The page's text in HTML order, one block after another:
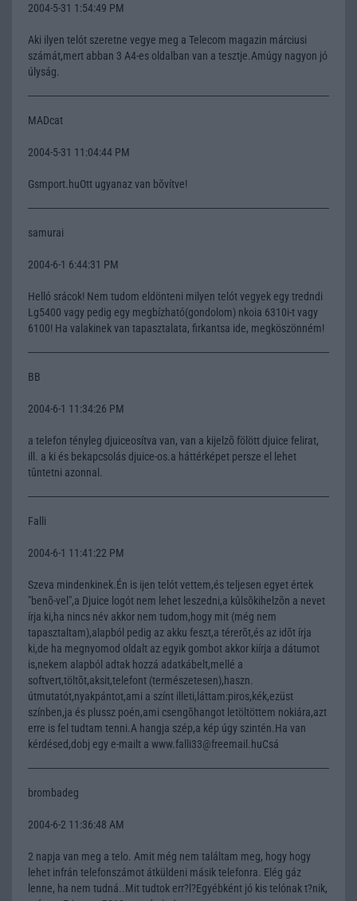
2004-5-31 1:54:49 PM
Aki ilyen telót szeretne vegye meg a Telecom magazin márciusi
számát,mert abban 3 A4-es oldalban van a tesztje.Amúgy nagyon jó
úlyság.
MADcat
2004-5-31 11:04:44 PM
Gsmport.huOtt ugyanaz van bõvítve!
samurai
2004-6-1 6:44:31 PM
Helló srácok! Nem tudom eldönteni milyen telót vegyek egy tredndi
Lg5400 vagy pedig egy megbízható(gondolom) nkoia 6310i-t vagy
6100! Ha valakinek van tapasztalata, firkantsa ide, megköszönném!
BB
2004-6-1 11:34:26 PM
a telefon tényleg djuiceosítva van, van a kijelzõ fölött djuice felirat,
ill. a ki és bekapcsolás djuice-os.a háttérképet persze el lehet
tûntetni azonnal.
Falli
2004-6-1 11:41:22 PM
Szeva mindenkinek.Én is ijen telót vettem,és teljesen egyet értek
"benõ-vel",a Djuice logót nem lehet leszedni,a kûlsõkihelzõn a nevet
írja ki,ha nincs név akkor nem tudom,hogy mit (még nem
tapasztaltam),alapból pedig az akku feszt,a térerõt,és az idõt írja
ki,de ha megnyomod oldalt az egyik gombot akkor kiírja a dátumot
is,nekem alapból adtak hozzá adatkábelt,mellé a
softvert,töltõt,aksit,telefont (természetesen),haszn.
útmutatót,nyakpántot,ami a színt illeti,láttam:piros,kék,ezüst
színben,ja és plussz poén,ami csengõhangot letöltöttem nokiára,azt
erre is fel tudtam tenni.A hangja szép,a kép úgy szintén.Ha van
kérdésed,dobj egy e-mailt a www.falli33@freemail.huCsá
brombadeg
2004-6-2 11:36:48 AM
2 napja van meg a telo. Amit még nem találtam meg, hogy hogy
lehet infrán telefonszámot átküldeni másik telefonra. Elég gáz
lenne, ha nem tudná..Mit tudtok err?l?Egyébként jó kis telónak t?nik,